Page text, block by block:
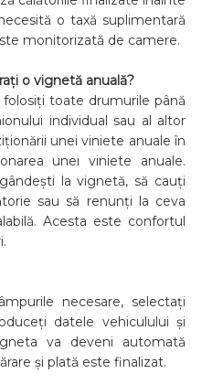
o taxă suplimentară
monitorizată de camere.
o vignetă anuală?
toate drumurile până
individual sau al altor
unei viniete anuale în
unei viniete anuale.
la vignetă, să cauți
sau să renunți la ceva
Acesta este confortul
necesare, selectați
datele vehiculului și
va deveni automată
și plată este finalizat.